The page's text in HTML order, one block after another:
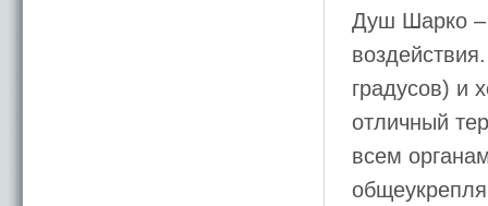
Душ Шарко –
градусов) и
отличный
всем